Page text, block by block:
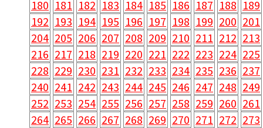
180 181 182 183 184 185 186 187 188 189
192 193 194 195 196 197 198 199 200 201
204 205 206 207 208 209 210 211 212 213
216 217 218 219 220 221 222 223 224 225
228 229 230 231 232 233 234 235 236 237
240 241 242 243 244 245 246 247 248 249
252 253 254 255 256 257 258 259 260 261
264 265 266 267 268 269 270 271 272 273